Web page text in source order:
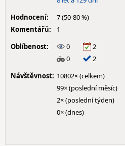
Hodnocení:
7 (50-80 %)
Komentářů:
1
Oblíbenost:
0
2
0
2
Návštěvnost: 10802× (celkem)
99× (poslední měsíc)
2× (poslední týden)
0× (dnes)